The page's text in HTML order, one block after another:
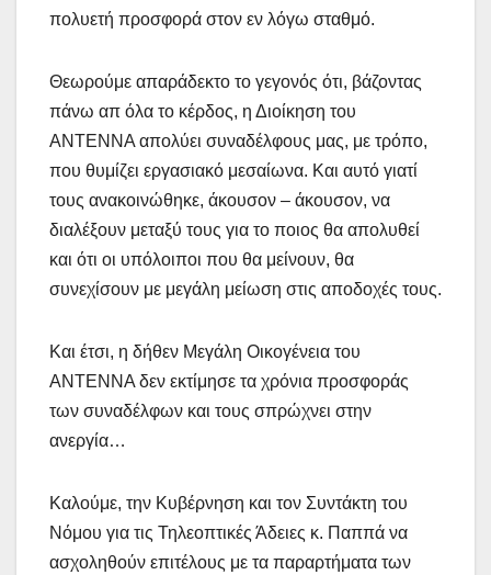
πολυετή προσφορά στον εν λόγω σταθμό.
Θεωρούμε απαράδεκτο το γεγονός ότι, βάζοντας
πάνω απ όλα το κέρδος, η Διοίκηση του
ΑΝΤΕΝΝΑ απολύει συναδέλφους μας, με τρόπο,
που θυμίζει εργασιακό μεσαίωνα. Και αυτό γιατί
τους ανακοινώθηκε, άκουσον – άκουσον, να
διαλέξουν μεταξύ τους για το ποιος θα απολυθεί
και ότι οι υπόλοιποι που θα μείνουν, θα
συνεχίσουν με μεγάλη μείωση στις αποδοχές τους.
Και έτσι, η δήθεν Μεγάλη Οικογένεια του
ΑΝΤΕΝΝΑ δεν εκτίμησε τα χρόνια προσφοράς
των συναδέλφων και τους σπρώχνει στην
ανεργία…
Καλούμε, την Κυβέρνηση και τον Συντάκτη του
Νόμου για τις Τηλεοπτικές Άδειες κ. Παππά να
ασχοληθούν επιτέλους με τα παραρτήματα των